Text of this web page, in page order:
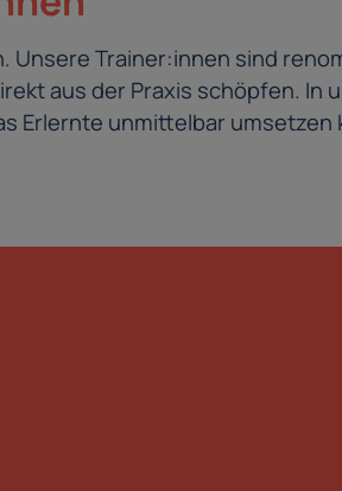
Unsere Trainer:innen sind
aus der Praxis schöpfen. In
Erlernte unmittelbar umsetzen